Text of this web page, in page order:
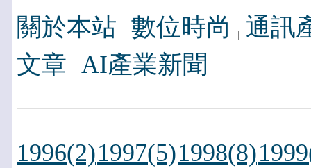
關於本站 數位時尚
通訊
文章 AI產業新聞
1996(2)1997(5)1998(8)